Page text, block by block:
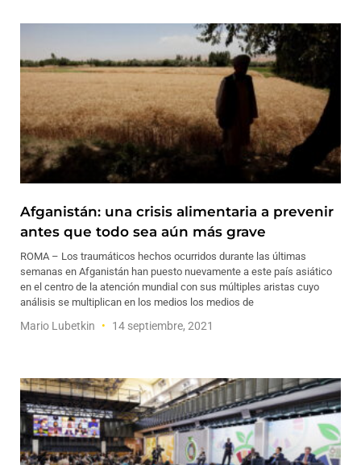
Afganistán: una crisis alimentaria a prevenir
antes que todo sea aún más grave
ROMA – Los traumáticos hechos ocurridos durante las últimas
semanas en Afganistán han puesto nuevamente a este país asiático
en el centro de la atención mundial con sus múltiples aristas cuyo
análisis se multiplican en los medios los medios de
Mario Lubetkin 14 septiembre, 2021